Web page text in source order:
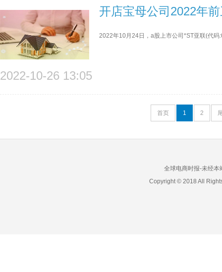
开店宝母公司2022年
2022年10月24日，a股上市公司*ST亚联(代
2022-10-26 13:05
首页 1 2
全球电商时报-未经
Copyright © 2018 All